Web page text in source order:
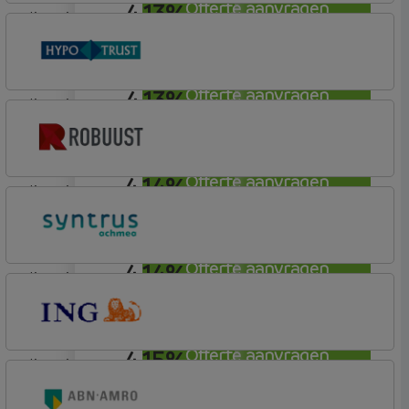
Offerte aanvragen
4,13%
Offerte aanvragen
lineair
4,13%
Offerte aanvragen
Basis (Incl. Korting)
lineair
4,14%
Offerte aanvragen
Vrij Leven Hypotheek
lineair
4,14%
Offerte aanvragen
lineair
4,15%
Basis
lineair
Basis (Incl. Korting)